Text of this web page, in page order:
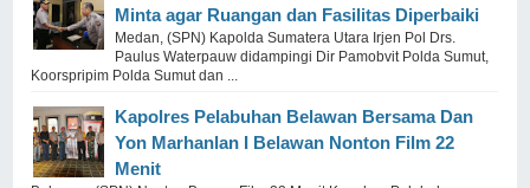
Minta agar Ruangan dan Fasilitas Diperbaiki
Medan, (SPN) Kapolda Sumatera Utara Irjen Pol Drs.
Paulus Waterpauw didampingi Dir Pamobvit Polda Sumut,
Koorspripim Polda Sumut dan ...
Kapolres Pelabuhan Belawan Bersama Dan
Yon Marhanlan I Belawan Nonton Film 22
Menit